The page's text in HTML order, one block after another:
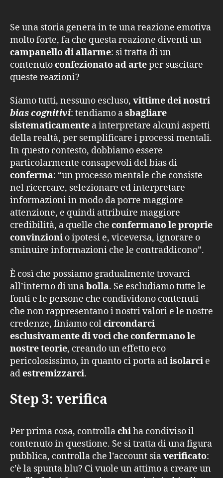
Se una storia genera in te una reazione emotiva
molto forte, fa che questa reazione diventi un
campanello di allarme: si tratta di un
contenutoconfezionato ad arteper suscitare
queste reazioni?
Siamo tutti, nessuno escluso, vittime dei nostri
bias cognitivi: tendiamo asbagliare
sistematicamente a interpretare alcuni aspetti
della realtà, per semplificare i processi mentali.
In questo contesto, dobbiamo essere
particolarmente consapevoli del bias di
conferma: “un processo mentale che consiste
nel ricercare, selezionare ed interpretare
informazioni in modo da porre maggiore
attenzione, e quindi attribuire maggiore
credibilità, a quelle che confermano le proprie
convinzioni o ipotesi e, viceversa, ignorare o
sminuire informazioni che le contraddicono”.
È così che possiamo gradualmente trovarci
all’interno di unabolla. Se escludiamo tutte le
fonti e le persone che condividono contenuti
che non rappresentano i nostri valori e le nostre
credenze, finiamo colcircondarci
esclusivamente di voci che confermano le
nostre teorie, creando un effetto eco
pericolosissimo, in quanto ci porta adisolarci e
adestremizzarci.
Step 3: verifica
Per prima cosa, controllachiha condiviso il
contenuto in questione. Se si tratta di una figura
pubblica, controlla che l’account siaverificato:
c’è la spunta blu? Ci vuole un attimo a creare un